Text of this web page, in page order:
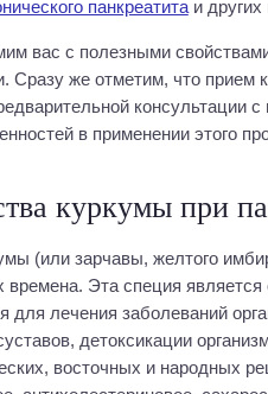
панкреатитаи других
вас с полезными
Сразу же отметим, что прием
консультации
в применении этого
куркумы при
(или зарчавы, желтого
времена. Эта специя
для лечения заболеваний
детоксикации
восточных и народных